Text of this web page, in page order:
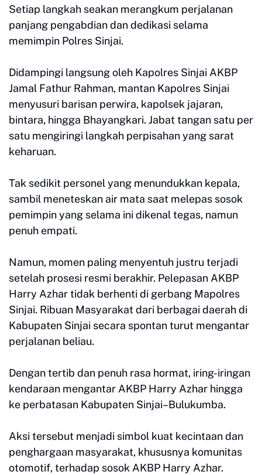
Setiap langkah seakan merangkum perjalanan
panjang pengabdian dan dedikasi selama
memimpin Polres Sinjai.
Didampingi langsung oleh Kapolres Sinjai AKBP
Jamal Fathur Rahman, mantan Kapolres Sinjai
menyusuri barisan perwira, kapolsek jajaran,
bintara, hingga Bhayangkari. Jabat tangan satu per
satu mengiringi langkah perpisahan yang sarat
keharuan.
Tak sedikit personel yang menundukkan kepala,
sambil meneteskan air mata saat melepas sosok
pemimpin yang selama ini dikenal tegas, namun
penuh empati.
Namun, momen paling menyentuh justru terjadi
setelah prosesi resmi berakhir. Pelepasan AKBP
Harry Azhar tidak berhenti di gerbang Mapolres
Sinjai. Ribuan Masyarakat dari berbagai daerah di
Kabupaten Sinjai secara spontan turut mengantar
perjalanan beliau.
Dengan tertib dan penuh rasa hormat, iring-iringan
kendaraan mengantar AKBP Harry Azhar hingga
ke perbatasan Kabupaten Sinjai–Bulukumba.
Aksi tersebut menjadi simbol kuat kecintaan dan
penghargaan masyarakat, khususnya komunitas
otomotif, terhadap sosok AKBP Harry Azhar.